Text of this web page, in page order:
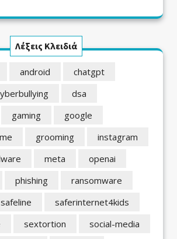
Λέξεις Κλειδιά
android
chatgpt
dsa
gaming
google
grooming
instagram
meta
openai
phishing
ransomware
safeline
saferinternet4kids
sextortion
social-media